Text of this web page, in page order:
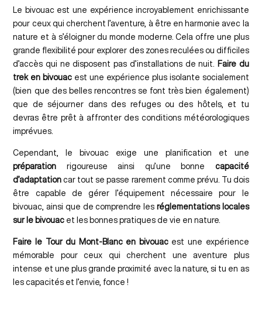
Le bivouac est une expérience incroyablement enrichissante
pour ceux qui cherchent l’aventure, à être en harmonie avec la
nature et à s’éloigner du monde moderne. Cela offre une plus
grande flexibilité pour explorer des zones reculées ou difficiles
d’accès qui ne disposent pas d’installations de nuit.
Faire du
trek en bivouac est une expérience plus isolante socialement
(bien que des belles rencontres se font très bien également)
que de séjourner dans des refuges ou des hôtels, et tu
devras être prêt à affronter des conditions météorologiques
imprévues.
Cependant, le bivouac exige une planification et une
préparation rigoureuse ainsi qu’une bonne capacité
d’adaptation car tout se passe rarement comme prévu. Tu dois
être capable de gérer l’équipement nécessaire pour le
bivouac, ainsi que de comprendre les réglementations locales
sur le bivouac et les bonnes pratiques de vie en nature.
Faire le Tour du Mont-Blanc en bivouacest une expérience
mémorable pour ceux qui cherchent une aventure plus
intense et une plus grande proximité avec la nature, si tu en as
les capacités et l’envie, fonce !